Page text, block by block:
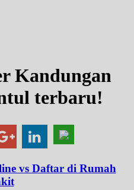
Kandungan
terbaru!
vs Daftar di Rumah